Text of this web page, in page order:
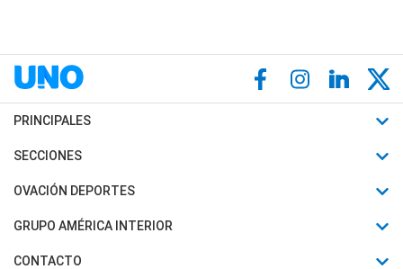
PRINCIPALES
Últimas Noticias
Política
SECCIONES
Horóscopo
Motores
OVACIÓN DEPORTES
Fútbol
Mundial
GRUPO AMÉRICA INTERIOR
Canal 7 en Vivo
CONTACTO